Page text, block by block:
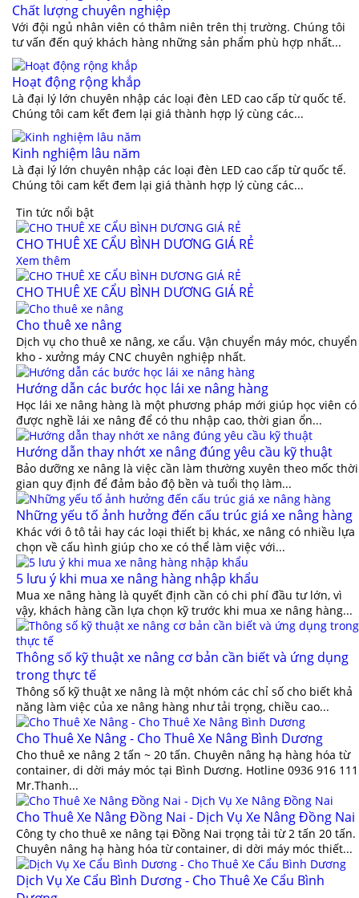
Chất lượng chuyên nghiệp
Với đội ngủ nhân viên có thâm niên trên thị trường. Chúng tôi
tư vấn đến quý khách hàng những sản phẩm phù hợp nhất...
Hoạt động rộng khắp
Là đại lý lớn chuyên nhập các loại đèn LED cao cấp từ quốc tế.
Chúng tôi cam kết đem lại giá thành hợp lý cùng các...
Kinh nghiệm lâu năm
Là đại lý lớn chuyên nhập các loại đèn LED cao cấp từ quốc tế.
Chúng tôi cam kết đem lại giá thành hợp lý cùng các...
Tin tức nổi bật
CHO THUÊ XE CẨU BÌNH DƯƠNG GIÁ RẺ
Xem thêm
CHO THUÊ XE CẨU BÌNH DƯƠNG GIÁ RẺ
Cho thuê xe nâng
Dịch vụ cho thuê xe nâng, xe cẩu. Vận chuyển máy móc, chuyển
kho - xưởng máy CNC chuyên nghiệp nhất.
Hướng dẫn các bước học lái xe nâng hàng
Học lái xe nâng hàng là một phương pháp mới giúp học viên có
được nghề lái xe nâng để có thu nhập cao, thời gian ổn...
Hướng dẫn thay nhớt xe nâng đúng yêu cầu kỹ thuật
Bảo dưỡng xe nâng là việc cần làm thường xuyên theo mốc thời
gian quy định để đảm bảo độ bền và tuổi thọ làm...
Những yếu tố ảnh hưởng đến cấu trúc giá xe nâng hàng
Khác với ô tô tải hay các loại thiết bị khác, xe nâng có nhiều lựa
chọn về cấu hình giúp cho xe có thể làm việc với...
5 lưu ý khi mua xe nâng hàng nhập khẩu
Mua xe nâng hàng là quyết định cần có chi phí đầu tư lớn, vì
vậy, khách hàng cần lựa chọn kỹ trước khi mua xe nâng hàng...
Thông số kỹ thuật xe nâng cơ bản cần biết và ứng dụng
trong thực tế
Thông số kỹ thuật xe nâng là một nhóm các chỉ số cho biết khả
năng làm việc của xe nâng hàng như tải trọng, chiều cao...
Cho Thuê Xe Nâng - Cho Thuê Xe Nâng Bình Dương
Cho thuê xe nâng 2 tấn ~ 20 tấn. Chuyên nâng hạ hàng hóa từ
container, di dời máy móc tại Bình Dương. Hotline 0936 916 111
Mr.Thanh...
Cho Thuê Xe Nâng Đồng Nai - Dịch Vụ Xe Nâng Đồng Nai
Công ty cho thuê xe nâng tại Đồng Nai trọng tải từ 2 tấn 20 tấn.
Chuyên nâng hạ hàng hóa từ container, di dời máy móc thiết...
Dịch Vụ Xe Cẩu Bình Dương - Cho Thuê Xe Cẩu Bình